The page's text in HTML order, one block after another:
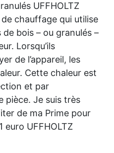
UFFHOLTZ
chauffage qui utilise
bois – ou granulés –
Lorsqu’ils
de l’appareil, les
Cette chaleur est
et par
pièce. Je suis très
de ma Prime pour
euro UFFHOLTZ